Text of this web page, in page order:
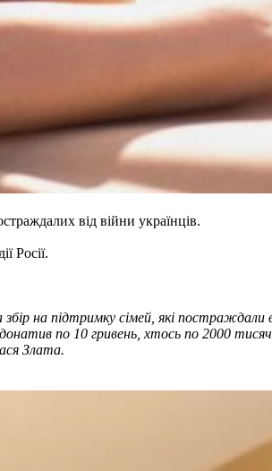
від війни українців.
Росії.
на підтримку сімей, які постраждали
по 10 гривень, хтось по 2000
Злата.